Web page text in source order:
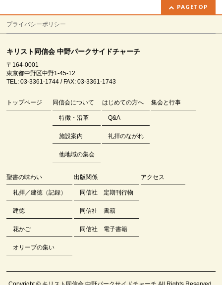
PAGETOP
プライバシーポリシー
キリスト同信会 中野パークサイドチャーチ
〒164-0001
東京都中野区中野1-45-12
TEL: 03-3361-1744 / FAX: 03-3361-1743
トップページ 同信会について
特徴・沿革
施設案内
他地域の集会
はじめての方へ
Q&A
礼拝のながれ
集会と行事
聖書の味わい
礼拝／建徳（記録）
建徳
花かご
オリーブの集い
出版関係
同信社 定期刊行物
同信社 書籍
同信社 電子書籍
アクセス